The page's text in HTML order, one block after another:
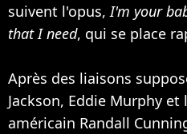
suivent l'opus,I'm your
that I need, qui se place
Après des liaisons
Jackson, Eddie Murphy et
américain Randall